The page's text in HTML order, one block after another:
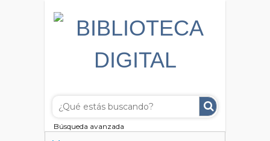
Búsqueda avanzada